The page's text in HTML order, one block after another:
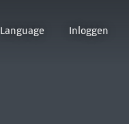
Language Inloggen